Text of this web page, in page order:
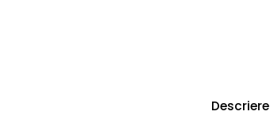
Descriere